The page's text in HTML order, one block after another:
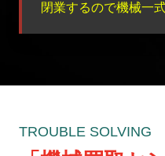
閉業するので機械一
TROUBLE SOLVING